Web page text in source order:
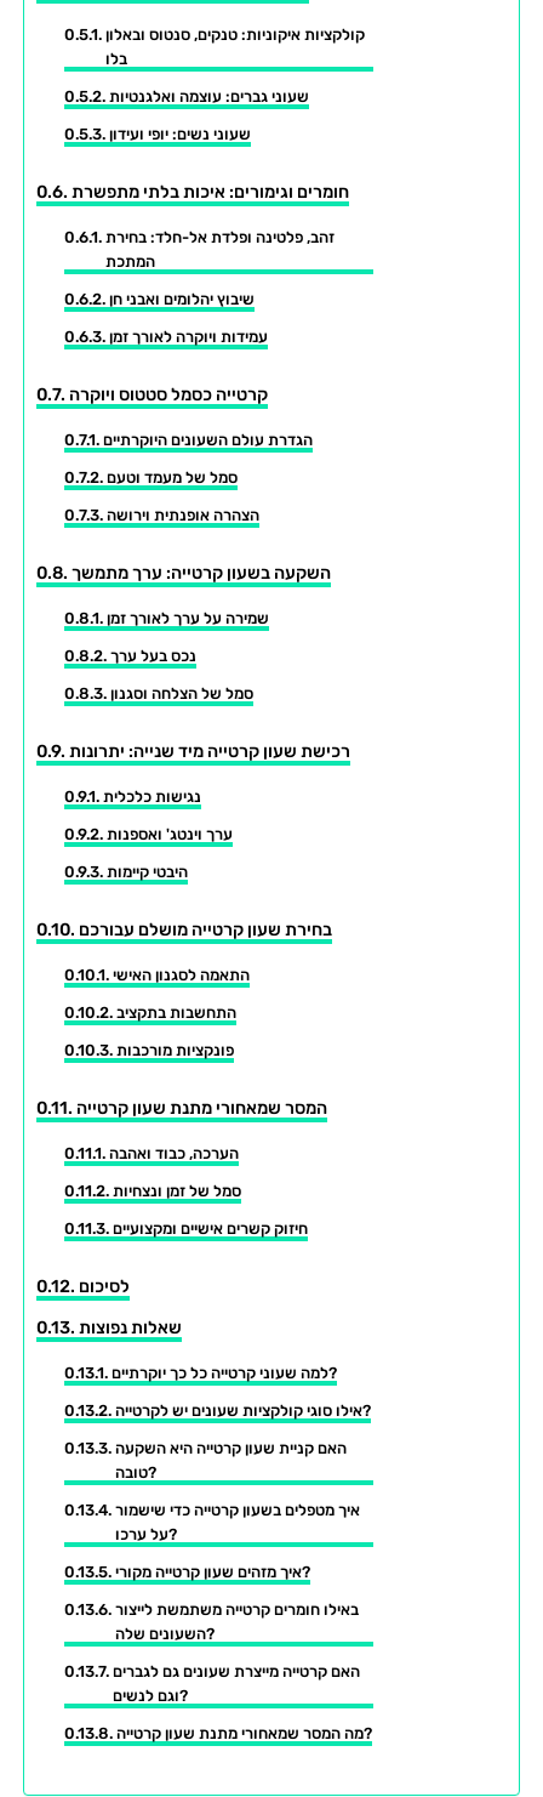
קולקציות איקוניות: טנקים, סנטוס ובאלון
בלו
שעוני גברים: עוצמה ואלגנטיות
שעוני נשים: יופי ועידון
חומרים וגימורים: איכות בלתי מתפשרת
זהב, פלטינה ופלדת אל-חלד: בחירת
המתכת
שיבוץ יהלומים ואבני חן
עמידות ויוקרה לאורך זמן
קרטייה כסמל סטטוס ויוקרה
הגדרת עולם השעונים היוקרתיים
סמל של מעמד וטעם
הצהרה אופנתית וירושה
השקעה בשעון קרטייה: ערך מתמשך
שמירה על ערך לאורך זמן
נכס בעל ערך
סמל של הצלחה וסגנון
רכישת שעון קרטייה מיד שנייה: יתרונות
נגישות כלכלית
ערך וינטג' ואספנות
היבטי קיימות
בחירת שעון קרטייה מושלם עבורכם
התאמה לסגנון האישי
התחשבות בתקציב
פונקציות מורכבות
המסר שמאחורי מתנת שעון קרטייה
הערכה, כבוד ואהבה
סמל של זמן ונצחיות
חיזוק קשרים אישיים ומקצועיים
לסיכום
שאלות נפוצות
למה שעוני קרטייה כל כך יוקרתיים?
אילו סוגי קולקציות שעונים יש לקרטייה?
האם קניית שעון קרטייה היא השקעה
טובה?
איך מטפלים בשעון קרטייה כדי שישמור
על ערכו?
איך מזהים שעון קרטייה מקורי?
באילו חומרים קרטייה משתמשת לייצור
השעונים שלה?
האם קרטייה מייצרת שעונים גם לגברים
וגם לנשים?
מה המסר שמאחורי מתנת שעון קרטייה?